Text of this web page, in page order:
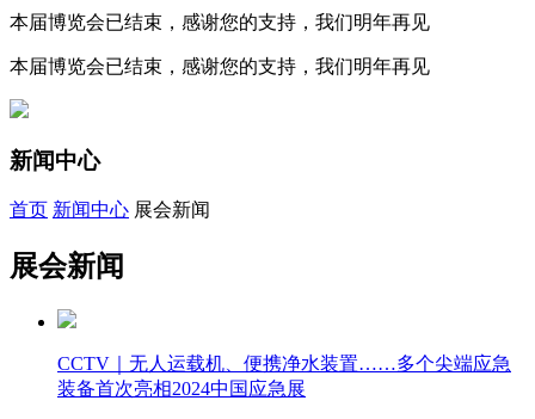
本届博览会已结束，感谢您的支持，我们明年再见
本届博览会已结束，感谢您的支持，我们明年再见
新闻中心
首页 新闻中心 展会新闻
展会新闻
CCTV｜无人运载机、便携净水装置……多个尖端应急
装备首次亮相2024中国应急展